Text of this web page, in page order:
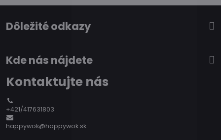
Dôležité odkazy
Kde nás nájdete
Kontaktujte nás
+421/417631803
happywok@happywok.sk